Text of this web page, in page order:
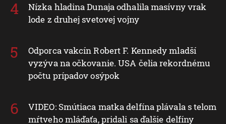
Nízka hladina Dunaja odhalila masívny vrak
lode z druhej svetovej vojny
Odporca vakcín Robert F. Kennedy mladší
vyzýva na očkovanie. USA čelia rekordnému
počtu prípadov osýpok
VIDEO: Smútiaca matka delfína plávala s telom
mŕtveho mláďaťa, pridali sa ďalšie delfíny